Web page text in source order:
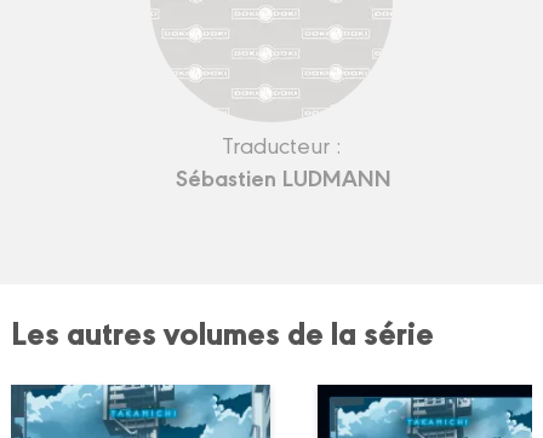
Traducteur :
Sébastien LUDMANN
Les autres volumes de la série